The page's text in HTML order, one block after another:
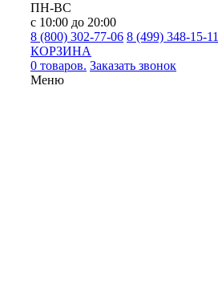
ПН-ВС
с 10:00 до 20:00
8 (800) 302-77-06 8 (499) 348-15-11
КОРЗИНА
0 товаров. Заказать звонок
Меню